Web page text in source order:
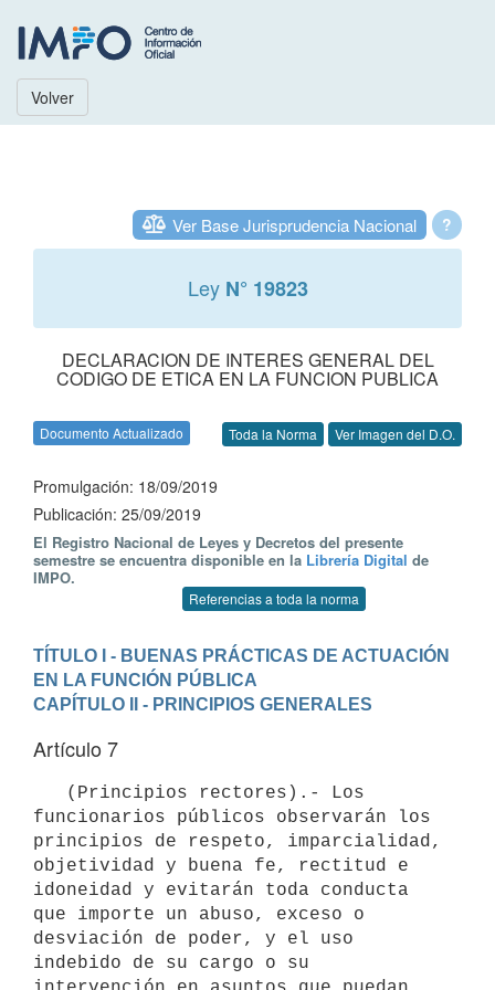
Volver
?
Ver Base Jurisprudencia Nacional
Ley N° 19823
DECLARACION DE INTERES GENERAL DEL
CODIGO DE ETICA EN LA FUNCION PUBLICA
Documento Actualizado Toda la Norma Ver Imagen del D.O.
Promulgación: 18/09/2019
Publicación: 25/09/2019
El Registro Nacional de Leyes y Decretos del presente
semestre se encuentra disponible en la Librería Digital de
IMPO.
Referencias a toda la norma
TÍTULO I - BUENAS PRÁCTICAS DE ACTUACIÓN
EN LA FUNCIÓN PÚBLICA
CAPÍTULO II - PRINCIPIOS GENERALES
Artículo 7
funcionarios públicos observarán los
principios de respeto, imparcialidad,
objetividad y buena fe, rectitud e
idoneidad y evitarán toda conducta
que importe un abuso, exceso o
desviación de poder, y el uso
indebido de su cargo o su